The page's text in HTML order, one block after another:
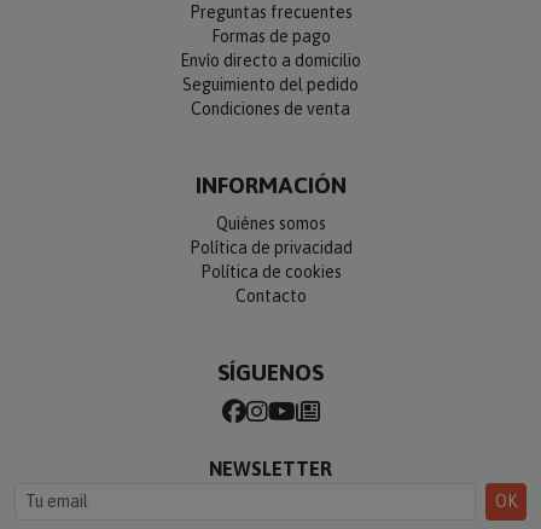
Preguntas frecuentes
Formas de pago
Envío directo a domicilio
Seguimiento del pedido
Condiciones de venta
INFORMACIÓN
Quiénes somos
Política de privacidad
Política de cookies
Contacto
SÍGUENOS
NEWSLETTER
OK